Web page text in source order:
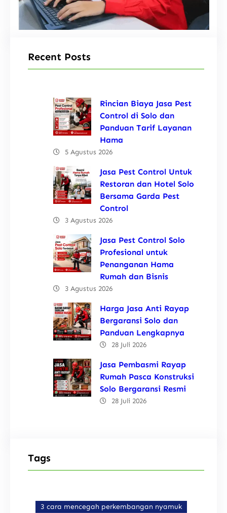
Recent Posts
Rincian Biaya Jasa Pest
Control di Solo dan
Panduan Tarif Layanan
Hama
5 Agustus 2026
Jasa Pest Control Untuk
Restoran dan Hotel Solo
Bersama Garda Pest
Control
3 Agustus 2026
Jasa Pest Control Solo
Profesional untuk
Penanganan Hama
Rumah dan Bisnis
3 Agustus 2026
Harga Jasa Anti Rayap
Bergaransi Solo dan
Panduan Lengkapnya
28 Juli 2026
Jasa Pembasmi Rayap
Rumah Pasca Konstruksi
Solo Bergaransi Resmi
28 Juli 2026
Tags
3 cara mencegah perkembangan nyamuk